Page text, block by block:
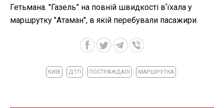
Гетьмана. "Газель” на повній швидкості вʼїхала у
маршрутку "Атаман", в якій перебували пасажири.
КИЇВ ДТП ПОСТРАЖДАЛІ МАРШРУТКА